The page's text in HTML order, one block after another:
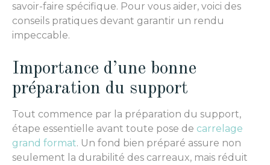
savoir-faire spécifique. Pour vous aider, voici des
conseils pratiques devant garantir un rendu
impeccable.
Importance d’une bonne
préparation du support
Tout commence par la préparation du support,
étape essentielle avant toute pose de carrelage
grand format. Un fond bien préparé assure non
seulement la durabilité des carreaux, mais réduit